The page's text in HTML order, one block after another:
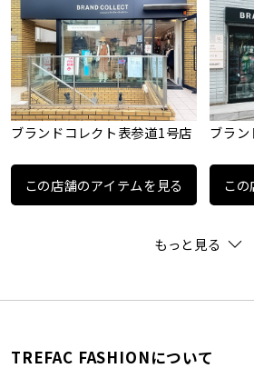
ブランドコレクト表参道1号店
この店舗のアイテムを見る
ブラン
こ
もっと見る
TREFAC FASHIONについて